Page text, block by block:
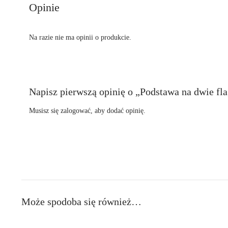
Opinie
Na razie nie ma opinii o produkcie.
Napisz pierwszą opinię o „Podstawa na dwie
Musisz sięzalogować , aby dodać opinię.
Może spodoba się również…